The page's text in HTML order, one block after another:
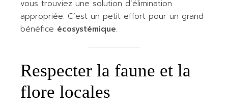
vous trouviez une solution d’élimination
appropriée. C’est un petit effort pour un grand
bénéfice écosystémique.
Respecter la faune et la
flore locales